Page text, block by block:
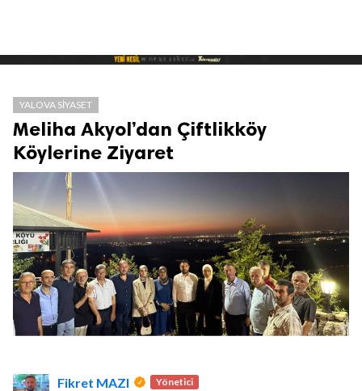
YALOVA SIYASET
Meliha Akyol’dan Çiftlikköy
Köylerine Ziyaret
Fikret MAZI Yönetici